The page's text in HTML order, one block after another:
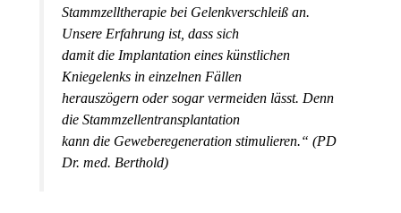
Stammzelltherapie bei Gelenkverschleiß an.
Unsere Erfahrung ist, dass sich
damit die Implantation eines künstlichen
Kniegelenks in einzelnen Fällen
herauszögern oder sogar vermeiden lässt. Denn
die Stammzellentransplantation
kann die Geweberegeneration stimulieren.“ (PD
Dr. med. Berthold)